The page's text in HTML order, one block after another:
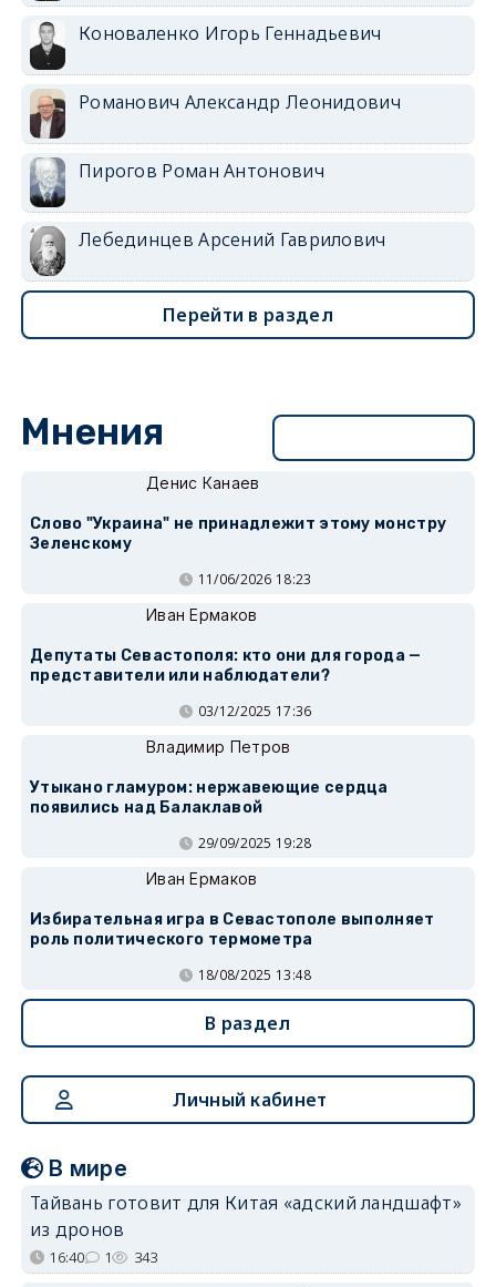
Коноваленко Игорь Геннадьевич
Романович Александр Леонидович
Пирогов Роман Антонович
Лебединцев Арсений Гаврилович
Перейти в раздел
Мнения
Денис Канаев
Слово "Украина" не принадлежит этому монстру
Зеленскому
11/06/2026 18:23
Иван Ермаков
Депутаты Севастополя: кто они для города —
представители или наблюдатели?
03/12/2025 17:36
Владимир Петров
Утыкано гламуром: нержавеющие сердца
появились над Балаклавой
29/09/2025 19:28
Иван Ермаков
Избирательная игра в Севастополе выполняет
роль политического термометра
18/08/2025 13:48
В раздел
Личный кабинет
В мире
Тайвань готовит для Китая «адский ландшафт»
из дронов
16:40 1 343